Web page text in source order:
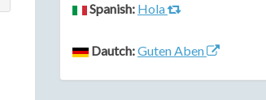
Spanish: Hola
Dautch:Guten Aben